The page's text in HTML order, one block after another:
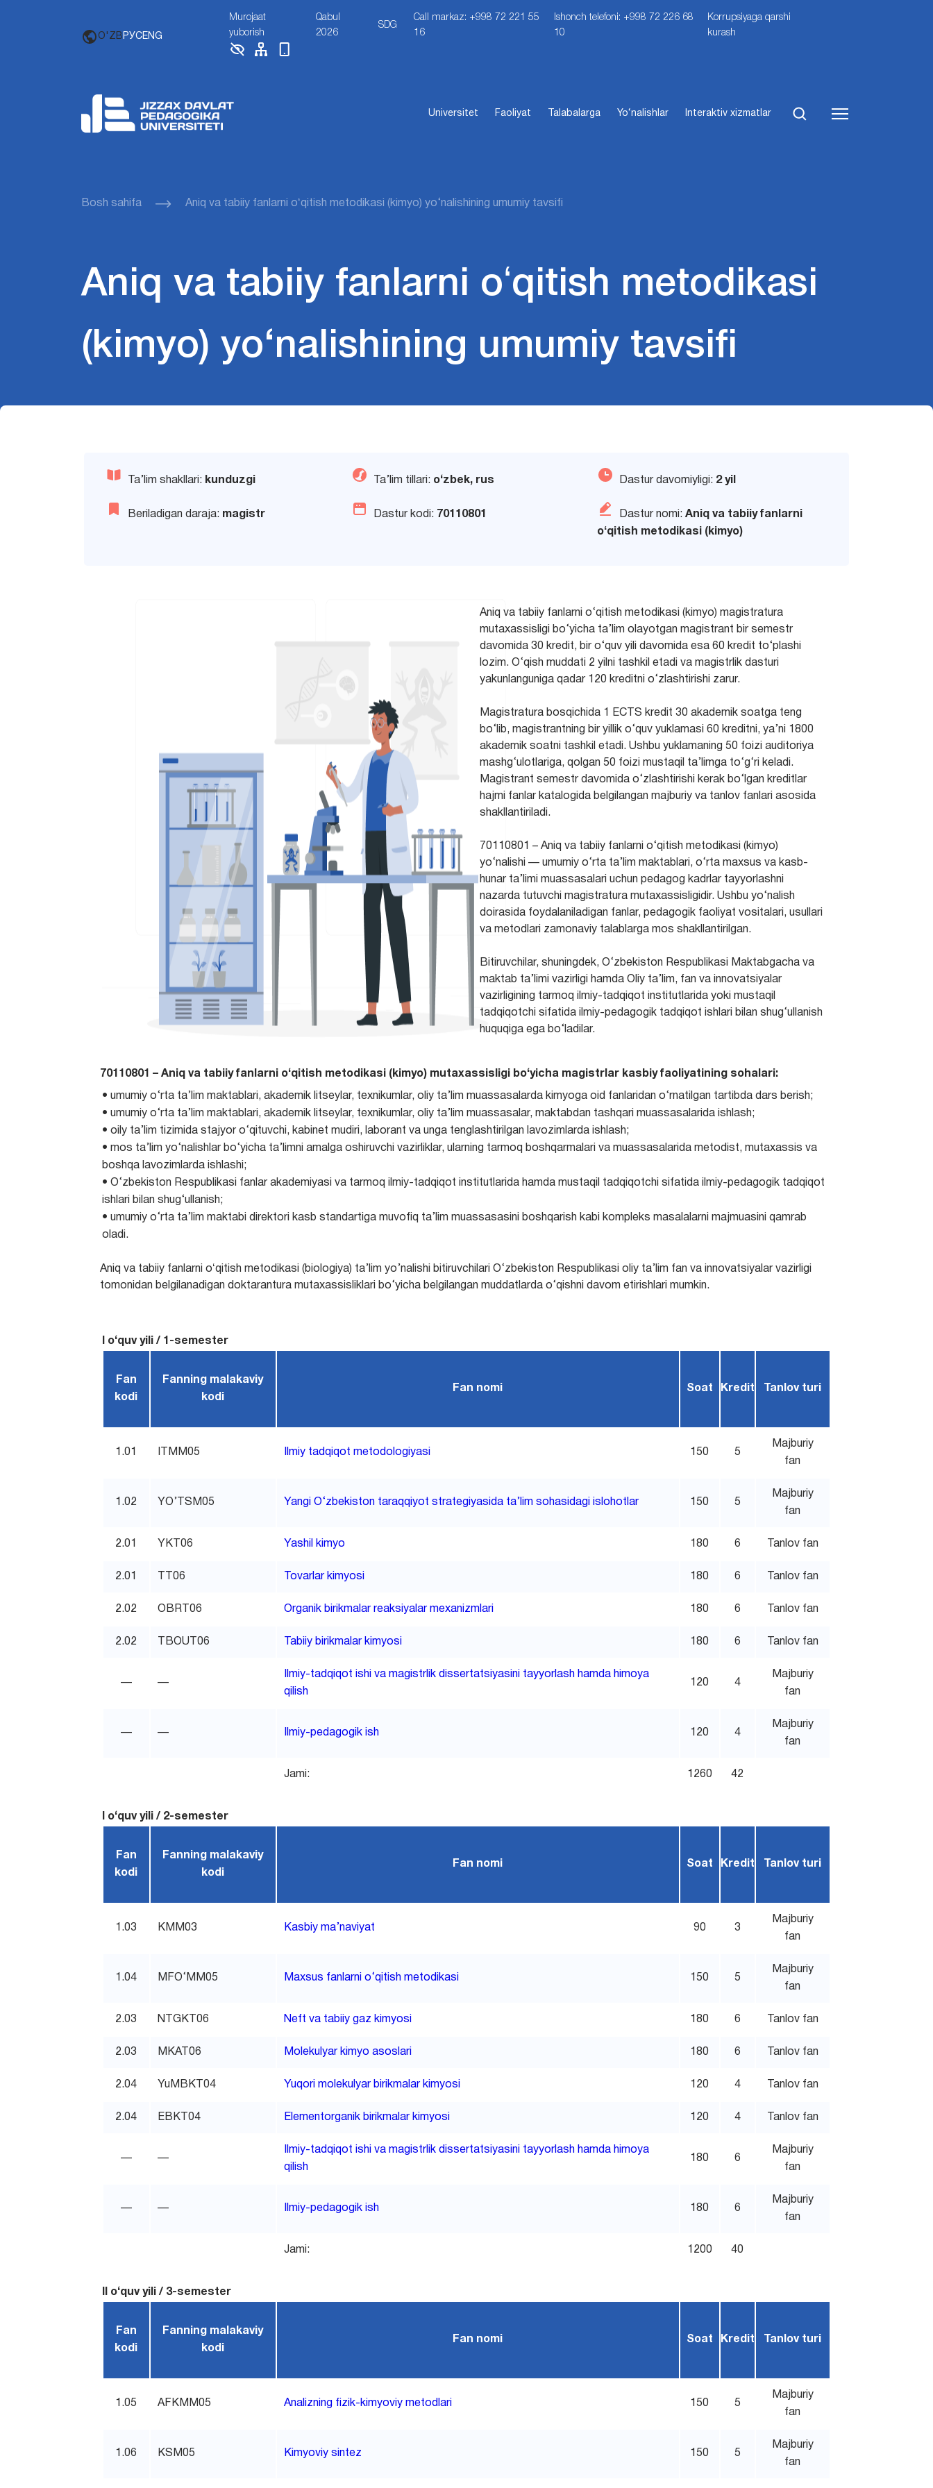
O'ZB РУСENG
Murojaat
yuborish
Qabul
2026
SDG
Call markaz: +998 72 221 55
16
Ishonch telefoni: +998 72 226 68
10
Korrupsiyaga qarshi
kurash
Universitet Faoliyat Talabalarga Yo‘nalishlar Interaktiv xizmatlar
Bosh sahifa Aniq va tabiiy fanlarni oʻqitish metodikasi (kimyo) yo‘nalishining umumiy tavsifi
Aniq va tabiiy fanlarni oʻqitish metodikasi
(kimyo) yo‘nalishining umumiy tavsifi
Ta’lim shakllari: kunduzgi
Beriladigan daraja: magistr
Ta’lim tillari: o‘zbek, rus
Dastur kodi: 70110801
Dastur davomiyligi: 2 yil
Dastur nomi: Aniq va tabiiy fanlarni
oʻqitish metodikasi (kimyo)
Aniq va tabiiy fanlarni o‘qitish metodikasi (kimyo) magistratura
mutaxassisligi bo‘yicha ta’lim olayotgan magistrant bir semestr
davomida 30 kredit, bir o‘quv yili davomida esa 60 kredit to‘plashi
lozim. O‘qish muddati 2 yilni tashkil etadi va magistrlik dasturi
yakunlanguniga qadar 120 kreditni o‘zlashtirishi zarur.
Magistratura bosqichida 1 ECTS kredit 30 akademik soatga teng
bo‘lib, magistrantning bir yillik o‘quv yuklamasi 60 kreditni, ya’ni 1800
akademik soatni tashkil etadi. Ushbu yuklamaning 50 foizi auditoriya
mashg‘ulotlariga, qolgan 50 foizi mustaqil ta’limga to‘g‘ri keladi.
Magistrant semestr davomida o‘zlashtirishi kerak bo‘lgan kreditlar
hajmi fanlar katalogida belgilangan majburiy va tanlov fanlari asosida
shakllantiriladi.
70110801 – Aniq va tabiiy fanlarni o‘qitish metodikasi (kimyo)
yo‘nalishi — umumiy o‘rta ta’lim maktablari, o‘rta maxsus va kasb-
hunar ta’limi muassasalari uchun pedagog kadrlar tayyorlashni
nazarda tutuvchi magistratura mutaxassisligidir. Ushbu yo‘nalish
doirasida foydalaniladigan fanlar, pedagogik faoliyat vositalari, usullari
va metodlari zamonaviy talablarga mos shakllantirilgan.
Bitiruvchilar, shuningdek, O‘zbekiston Respublikasi Maktabgacha va
maktab ta’limi vazirligi hamda Oliy ta’lim, fan va innovatsiyalar
vazirligining tarmoq ilmiy-tadqiqot institutlarida yoki mustaqil
tadqiqotchi sifatida ilmiy-pedagogik tadqiqot ishlari bilan shug‘ullanish
huquqiga ega bo‘ladilar.
70110801 – Aniq va tabiiy fanlarni o‘qitish metodikasi (kimyo) mutaxassisligi bo‘yicha magistrlar kasbiy faoliyatining sohalari:
• umumiy о‘rta ta’lim maktablari, akademik litseylar, texnikumlar, oliy ta’lim muassasalarda kimyoga oid fanlaridan o‘rnatilgan tartibda dars berish;
• umumiy о‘rta ta’lim maktablari, akademik litseylar, texnikumlar, oliy ta’lim muassasalar, maktabdan tashqari muassasalarida ishlash;
• oily ta’lim tizimida stajyor o‘qituvchi, kabinet mudiri, laborant va unga tenglashtirilgan lavozimlarda ishlash;
• mos ta’lim yo‘nalishlar bo‘yicha ta’limni amalga oshiruvchi vazirliklar, ularning tarmoq boshqarmalari va muassasalarida metodist, mutaxassis va
boshqa lavozimlarda ishlashi;
• O‘zbekiston Respublikasi fanlar akademiyasi va tarmoq ilmiy-tadqiqot institutlarida hamda mustaqil tadqiqotchi sifatida ilmiy-pedagogik tadqiqot
ishlari bilan shug‘ullanish;
• umumiy o‘rta ta’lim maktabi direktori kasb standartiga muvofiq ta’lim muassasasini boshqarish kabi kompleks masalalarni majmuasini qamrab
oladi.
Aniq va tabiiy fanlarni oʻqitish metodikasi (biologiya) ta’lim yo’nalishi bitiruvchilari O‘zbekiston Respublikasi oliy ta’lim fan va innovatsiyalar vazirligi
tomonidan belgilanadigan doktarantura mutaxassisliklari bo‘yicha belgilangan muddatlarda o‘qishni davom etirishlari mumkin.
I o‘quv yili / 1-semester
Fan
kodi
Fanning malakaviy
kodi
Fan nomi Soat Kredit Tanlov turi
1.01 ITMM05 Ilmiy tadqiqot metodologiyasi 150 5
Majburiy
fan
1.02 YO’TSM05 Yangi O‘zbekiston taraqqiyot strategiyasida ta’lim sohasidagi islohotlar 150 5
Majburiy
fan
2.01 YKT06 Yashil kimyo 180 6 Tanlov fan
2.01 TT06 Tovarlar kimyosi 180 6 Tanlov fan
2.02 OBRT06 Organik birikmalar reaksiyalar mexanizmlari 180 6 Tanlov fan
2.02 TBOUT06 Tabiiy birikmalar kimyosi 180 6 Tanlov fan
— —
Ilmiy-tadqiqot ishi va magistrlik dissertatsiyasini tayyorlash hamda himoya
qilish
120 4
Majburiy
fan
— — Ilmiy-pedagogik ish 120 4
Majburiy
fan
Jami: 1260 42
I o‘quv yili / 2-semester
Fan
kodi
Fanning malakaviy
kodi
Fan nomi Soat Kredit Tanlov turi
1.03 KMM03 Kasbiy ma’naviyat 90 3
Majburiy
fan
1.04 MFO‘MM05 Maxsus fanlarni o‘qitish metodikasi 150 5
Majburiy
fan
2.03 NTGKT06 Neft va tabiiy gaz kimyosi 180 6 Tanlov fan
2.03 MKAT06 Molekulyar kimyo asoslari 180 6 Tanlov fan
2.04 YuMBKT04 Yuqori molekulyar birikmalar kimyosi 120 4 Tanlov fan
2.04 EBKT04 Elementorganik birikmalar kimyosi 120 4 Tanlov fan
— —
Ilmiy-tadqiqot ishi va magistrlik dissertatsiyasini tayyorlash hamda himoya
qilish
180 6
Majburiy
fan
— — Ilmiy-pedagogik ish 180 6
Majburiy
fan
Jami: 1200 40
II o‘quv yili / 3-semester
Fan
kodi
Fanning malakaviy
kodi
Fan nomi Soat Kredit Tanlov turi
1.05 AFKMM05 Analizning fizik-kimyoviy metodlari 150 5
Majburiy
fan
1.06 KSM05 Kimyoviy sintez 150 5
Majburiy
fan